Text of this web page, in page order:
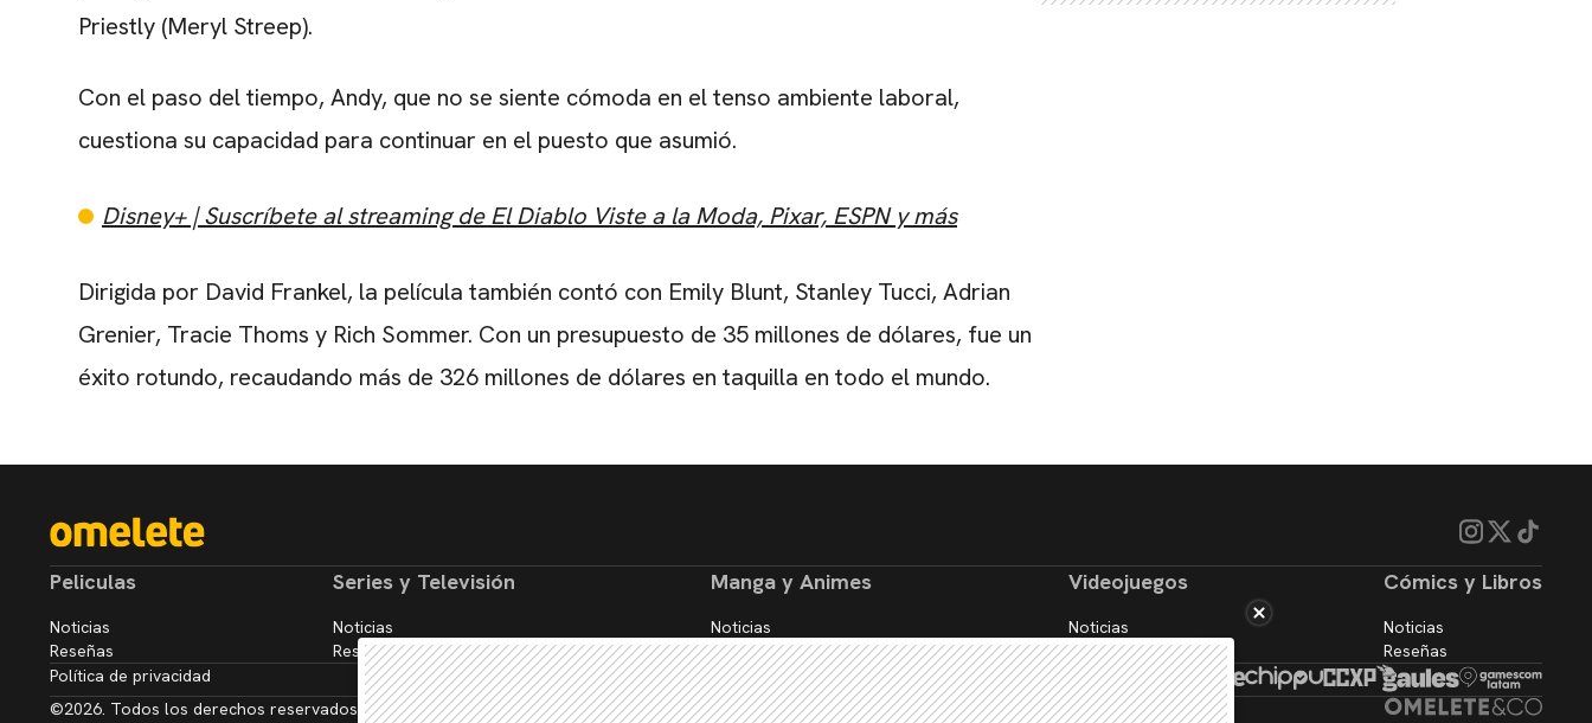
Priestly (Meryl Streep).
Con el paso del tiempo, Andy, que no se siente cómoda en el tenso ambiente laboral,
cuestiona su capacidad para continuar en el puesto que asumió.
Disney+ | Suscríbete al streaming de El Diablo Viste a la Moda, Pixar, ESPN y más
Dirigida por David Frankel, la película también contó con Emily Blunt, Stanley Tucci, Adrian
Grenier, Tracie Thoms y Rich Sommer. Con un presupuesto de 35 millones de dólares, fue un
éxito rotundo, recaudando más de 326 millones de dólares en taquilla en todo el mundo.
Peliculas
Noticias
Reseñas
Series y Televisión
Noticias
Reseñas
Manga y Animes
Noticias
Reseñas
Videojuegos
Noticias
Reseñas
Cómics y Libros
Noticias
Reseñas
Política de privacidad
©2026. Todos los derechos reservados.